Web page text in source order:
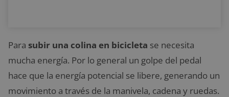
Para subir una colina en bicicleta se necesita
mucha energía. Por lo general un golpe del pedal
hace que la energía potencial se libere, generando un
movimiento a través de la manivela, cadena y ruedas.